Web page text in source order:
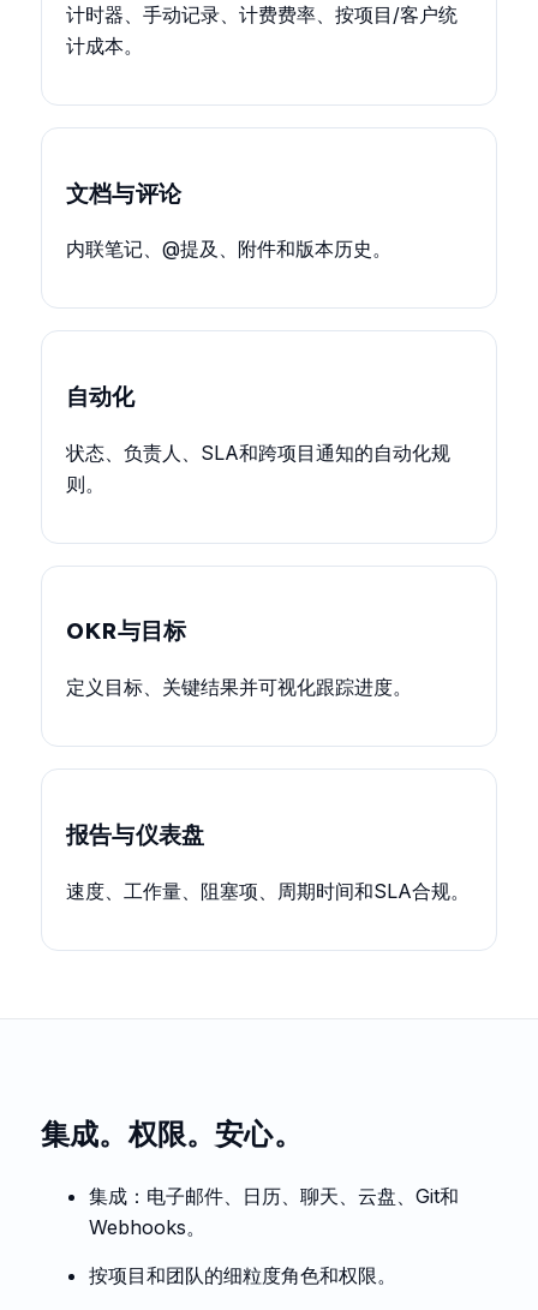
计时器、手动记录、计费费率、按项目/客户统
计成本。
文档与评论
内联笔记、@提及、附件和版本历史。
自动化
状态、负责人、SLA和跨项目通知的自动化规
则。
OKR与目标
定义目标、关键结果并可视化跟踪进度。
报告与仪表盘
速度、工作量、阻塞项、周期时间和SLA合规。
集成。权限。安心。
集成：电子邮件、日历、聊天、云盘、Git和
Webhooks。
按项目和团队的细粒度角色和权限。